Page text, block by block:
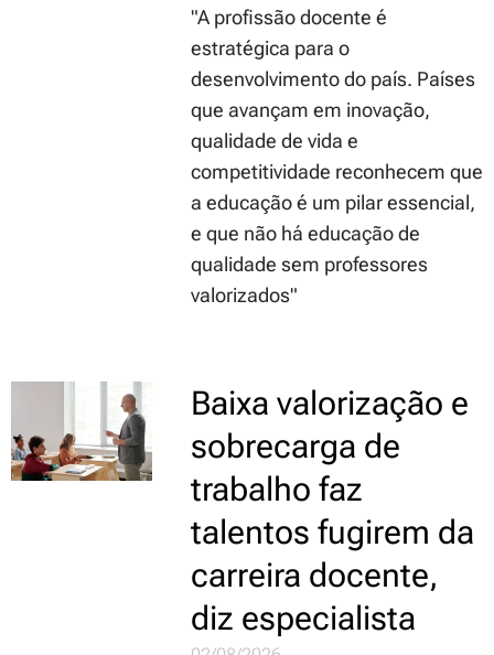
"A profissão docente é
estratégica para o
desenvolvimento do país. Países
que avançam em inovação,
qualidade de vida e
competitividade reconhecem que
a educação é um pilar essencial,
e que não há educação de
qualidade sem professores
valorizados"
Baixa valorização e
sobrecarga de
trabalho faz
talentos fugirem da
carreira docente,
diz especialista